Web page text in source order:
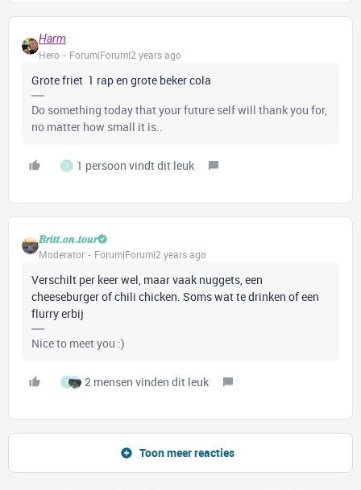
Harm
Hero
Forum|Forum|2 years ago
Grote friet 1 rap en grote beker cola
Do something today that your future self will thank you for,
no matter how small it is..
I 1 persoon vindt dit leuk
𝑩𝒓𝒊𝒕𝒕.𝒐𝒏.𝒕𝒐𝒖𝒓
Moderator Forum|Forum|2 years ago
Verschilt per keer wel, maar vaak nuggets, een
cheeseburger of chili chicken. Soms wat te drinken of een
flurry erbij
Nice to meet you :)
I 2 mensen vinden dit leuk
Toon meer reacties